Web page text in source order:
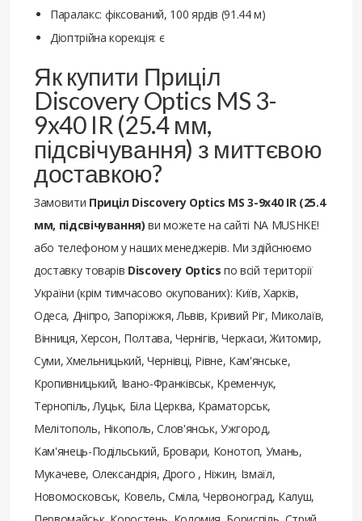
Паралакс: фіксований, 100 ярдів (91.44 м)
Діоптрійна корекція: є
Як купити Приціл
Discovery Optics MS 3-
9x40 IR (25.4 мм,
підсвічування) з миттєвою
доставкою?
Замовити Приціл Discovery Optics MS 3-9x40 IR (25.4
мм, підсвічування) ви можете на сайті NA MUSHKE!
або телефоном у наших менеджерів. Ми здійснюємо
доставку товарів Discovery Optics по всій території
України (крім тимчасово окупованих): Київ, Харків,
Одеса, Дніпро, Запоріжжя, Львів, Кривий Ріг, Миколаїв,
Вінниця, Херсон, Полтава, Чернігів, Черкаси, Житомир,
Суми, Хмельницький, Чернівці, Рівне, Кам'янське,
Кропивницький, Івано-Франківськ, Кременчук,
Тернопіль, Луцьк, Біла Церква, Краматорськ,
Мелітополь, Нікополь, Слов'янськ, Ужгород,
Кам'янець-Подільський, Бровари, Конотоп, Умань,
Мукачеве, Олександрія, Дрого , Ніжин, Ізмаїл,
Новомосковськ, Ковель, Сміла, Червоноград, Калуш,